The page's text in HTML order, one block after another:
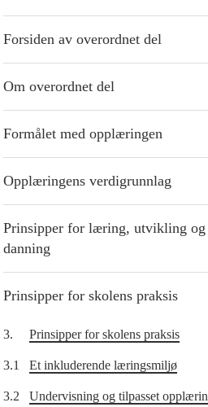
Forsiden av overordnet del
Om overordnet del
Formålet med opplæringen
Opplæringens verdigrunnlag
Prinsipper for læring, utvikling og
danning
Prinsipper for skolens praksis
3. Prinsipper for skolens praksis
3.1 Et inkluderende læringsmiljø
3.2 Undervisning og tilpasset